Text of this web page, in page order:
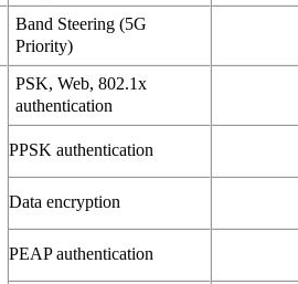
Band Steering (5G
Priority)
PSK, Web, 802.1x
authentication
PPSK authentication
Data encryption
PEAP authentication